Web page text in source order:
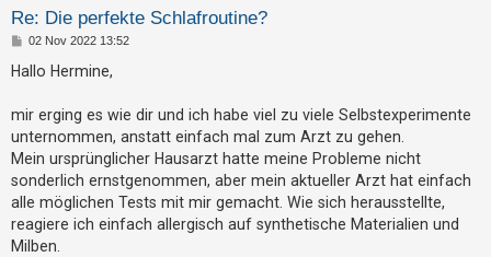
t
w
o
r
t
e
t
e
T
Re: Die perfekte Schlafroutine?
B
i
a
g
02 Nov 2022 13:52
Hallo Hermine,
mir erging es wie dir und ich habe viel zu viele Selbstexperimente
unternommen, anstatt einfach mal zum Arzt zu gehen.
Mein ursprünglicher Hausarzt hatte meine Probleme nicht
sonderlich ernstgenommen, aber mein aktueller Arzt hat einfach
alle möglichen Tests mit mir gemacht. Wie sich herausstellte,
reagiere ich einfach allergisch auf synthetische Materialien und
Milben.